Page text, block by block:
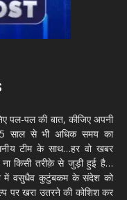
पल-पल की बात, कीजिए अपनी
साल से भी अधिक समय का
टीम के साथ…हर वो खबर
किसी तरीक़े से जुड़ी हुई है…
में वसुधैव कुटुंबकम के संदेश को
पर खरा उतरने की कोशिश कर